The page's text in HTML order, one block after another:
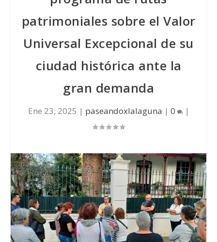
patrimoniales sobre el Valor
Universal Excepcional de su
ciudad histórica ante la
gran demanda
Ene 23, 2025 | paseandoxlalaguna | 0 |